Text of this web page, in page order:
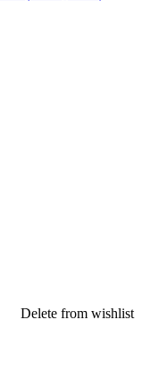
Delete from wishlist